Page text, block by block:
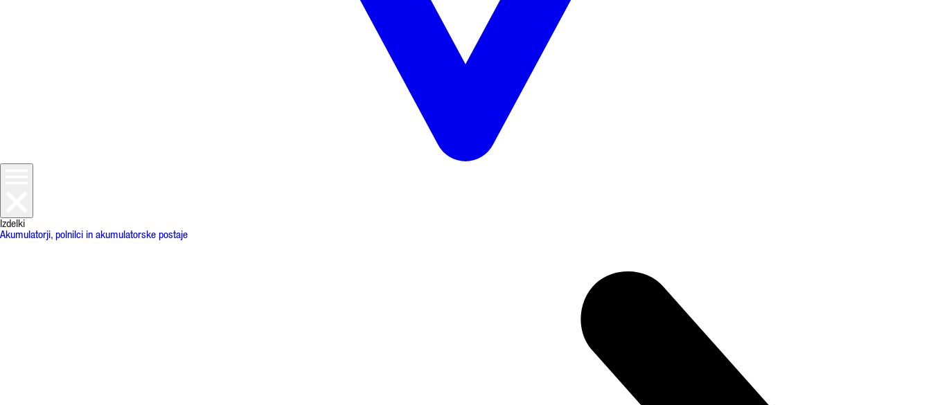
Izdelki
Akumulatorji, polnilci in akumulatorske postaje